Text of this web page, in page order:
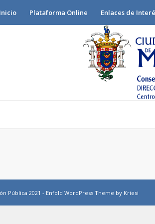
Inicio Plataforma Online Enlaces de
Pública 2021 - Enfold WordPress Theme by Kriesi